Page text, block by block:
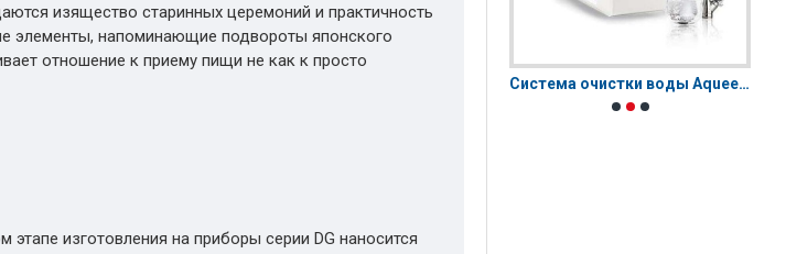
изящество старинных церемоний и практичность
элементы, напоминающие подвороты японского
отношение к приему пищи не как к просто
изготовления на приборы серии DG наносится
Система очистки воды Aqueena PRO